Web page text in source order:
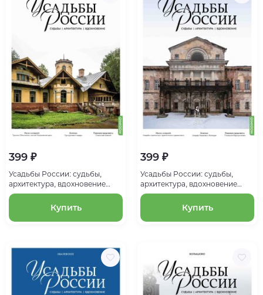
399 ₽
Усадьбы России: судьбы,
архитектура, вдохновение
№61, Усадьба Турлики-
МихайловскоеКупить
399 ₽
Усадьбы России: судьбы,
архитектура, вдохновение
№62, Усадьба Алексино
Купить